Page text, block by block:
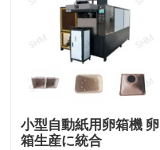
企業情報
会社案内
品質管理
小型自動紙用卵箱機 卵
箱生産に統合